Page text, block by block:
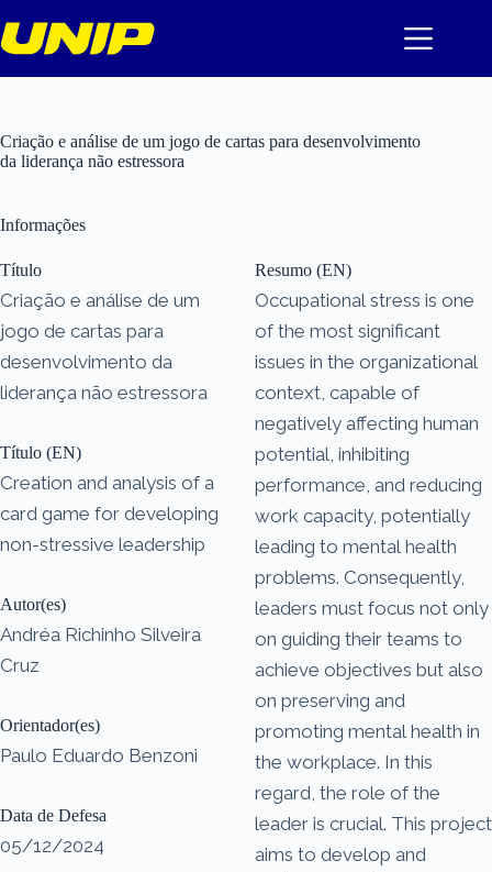
para
o
Criação e análise de um jogo de cartas para desenvolvimento
da liderança não estressora
Informações
Título
Criação e análise de um
jogo de cartas para
desenvolvimento da
liderança não estressora
Título (EN)
Creation and analysis of a
card game for developing
non-stressive leadership
Autor(es)
Andréa Richinho Silveira
Cruz
Orientador(es)
Paulo Eduardo Benzoni
Data de Defesa
05/12/2024
Resumo (EN)
Occupational stress is one
of the most significant
issues in the organizational
context, capable of
negatively affecting human
potential, inhibiting
performance, and reducing
work capacity, potentially
leading to mental health
problems. Consequently,
leaders must focus not only
on guiding their teams to
achieve objectives but also
on preserving and
promoting mental health in
the workplace. In this
regard, the role of the
leader is crucial. This project
aims to develop and